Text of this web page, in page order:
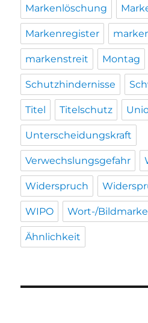
Markenlöschung
Markenregister
markenstreit Montag
Schutzhindernisse
Titel Titelschutz
Unterscheidungskraft
Verwechslungsgefahr
Widerspruch
WIPO Wort-/Bildmarke
Ähnlichkeit